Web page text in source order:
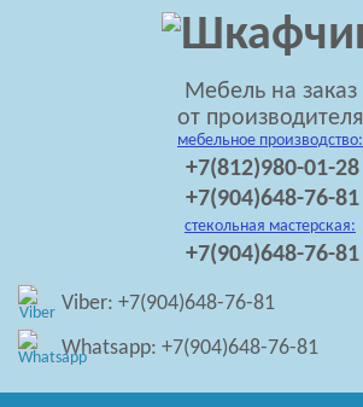
Мебель на заказ
от производителя
мебельное производство:
+7(812)980-01-28
+7(904)648-76-81
стекольная мастерская:
+7(904)648-76-81
Viber: +7(904)648-76-81
Whatsapp: +7(904)648-76-81